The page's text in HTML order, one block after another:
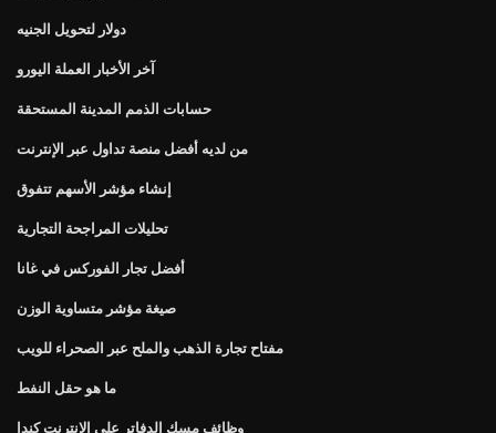
دولار لتحويل الجنيه
آخر الأخبار العملة اليورو
حسابات الذمم المدينة المستحقة
من لديه أفضل منصة تداول عبر الإنترنت
إنشاء مؤشر الأسهم تتفوق
تحليلات المراجحة التجارية
أفضل تجار الفوركس في غانا
صيغة مؤشر متساوية الوزن
مفتاح تجارة الذهب والملح عبر الصحراء للويب
ما هو حقل النفط
وظائف مسك الدفاتر على الانترنت كندا